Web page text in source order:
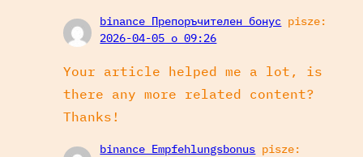
binance Препоръчителен бонус pisze:
2026-04-05 o 09:26
Your article helped me a lot, is
there any more related content?
Thanks!
binance Empfehlungsbonus pisze: